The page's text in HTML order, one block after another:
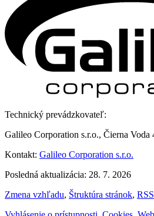
Technický prevádzkovateľ:
Galileo Corporation s.r.o., Čierna Voda
Kontakt: Galileo Corporation s.r.o.
Posledná aktualizácia: 28. 7. 2026
Zmena vzhľadu, Štruktúra stránok, RSS